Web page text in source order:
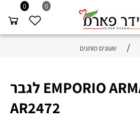
0 0
/ שעונים מותגים
AR2472